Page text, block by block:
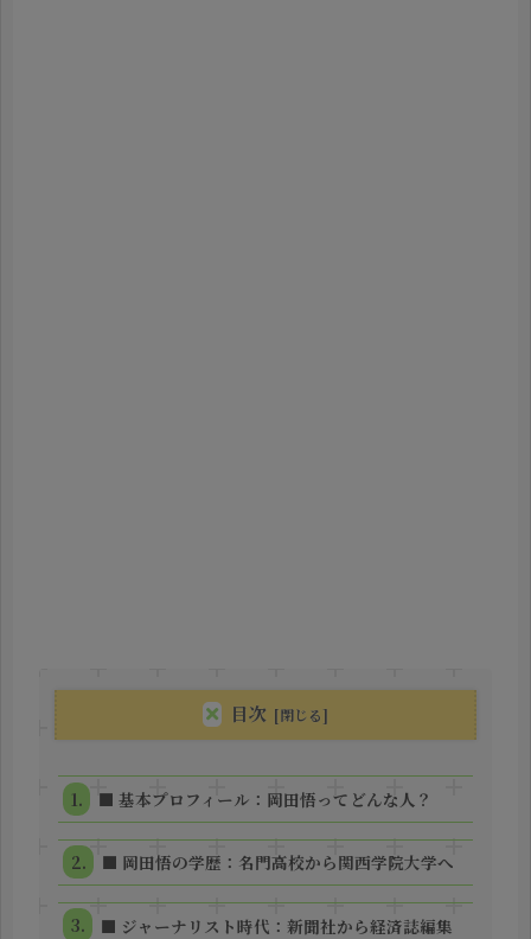
目次
■ 基本プロフィール：岡田悟ってどんな人？
■ 岡田悟の学歴：名門高校から関西学院大学へ
■ ジャーナリスト時代：新聞社から経済誌編集